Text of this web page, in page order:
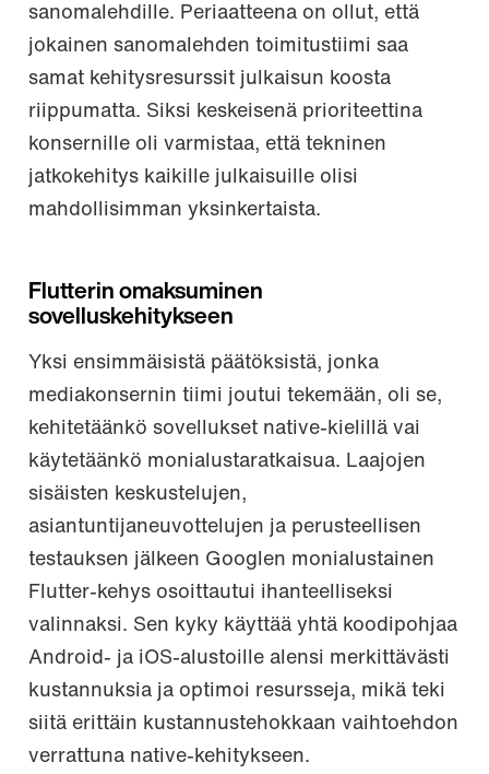
sanomalehdille. Periaatteena on ollut, että
jokainen sanomalehden toimitustiimi saa
samat kehitysresurssit julkaisun koosta
riippumatta. Siksi keskeisenä prioriteettina
konsernille oli varmistaa, että tekninen
jatkokehitys kaikille julkaisuille olisi
mahdollisimman yksinkertaista.
Flutterin omaksuminen
sovelluskehitykseen
Yksi ensimmäisistä päätöksistä, jonka
mediakonsernin tiimi joutui tekemään, oli se,
kehitetäänkö sovellukset native-kielillä vai
käytetäänkö monialustaratkaisua. Laajojen
sisäisten keskustelujen,
asiantuntijaneuvottelujen ja perusteellisen
testauksen jälkeen Googlen monialustainen
Flutter-kehys osoittautui ihanteelliseksi
valinnaksi. Sen kyky käyttää yhtä koodipohjaa
Android- ja iOS-alustoille alensi merkittävästi
kustannuksia ja optimoi resursseja, mikä teki
siitä erittäin kustannustehokkaan vaihtoehdon
verrattuna native-kehitykseen.